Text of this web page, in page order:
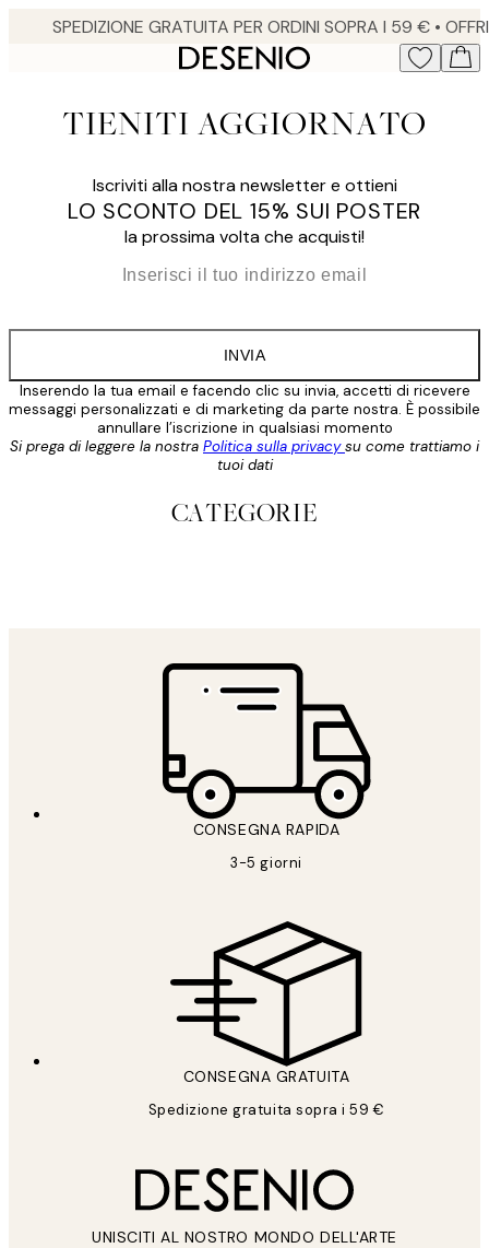
TIENITI AGGIORNATO
Iscriviti alla nostra newsletter e ottieni
LO SCONTO DEL 15% SUI POSTER
la prossima volta che acquisti!
INVIA
Inserendo la tua email e facendo clic su invia, accetti di ricevere
messaggi personalizzati e di marketing da parte nostra. È possibile
annullare l’iscrizione in qualsiasi momento
Si prega di leggere la nostra Politica sulla privacysu come trattiamo i
tuoi dati
CATEGORIE
CONSEGNA RAPIDA
3-5 giorni
CONSEGNA GRATUITA
Spedizione gratuita sopra i 59 €
UNISCITI AL NOSTRO MONDO DELL'ARTE